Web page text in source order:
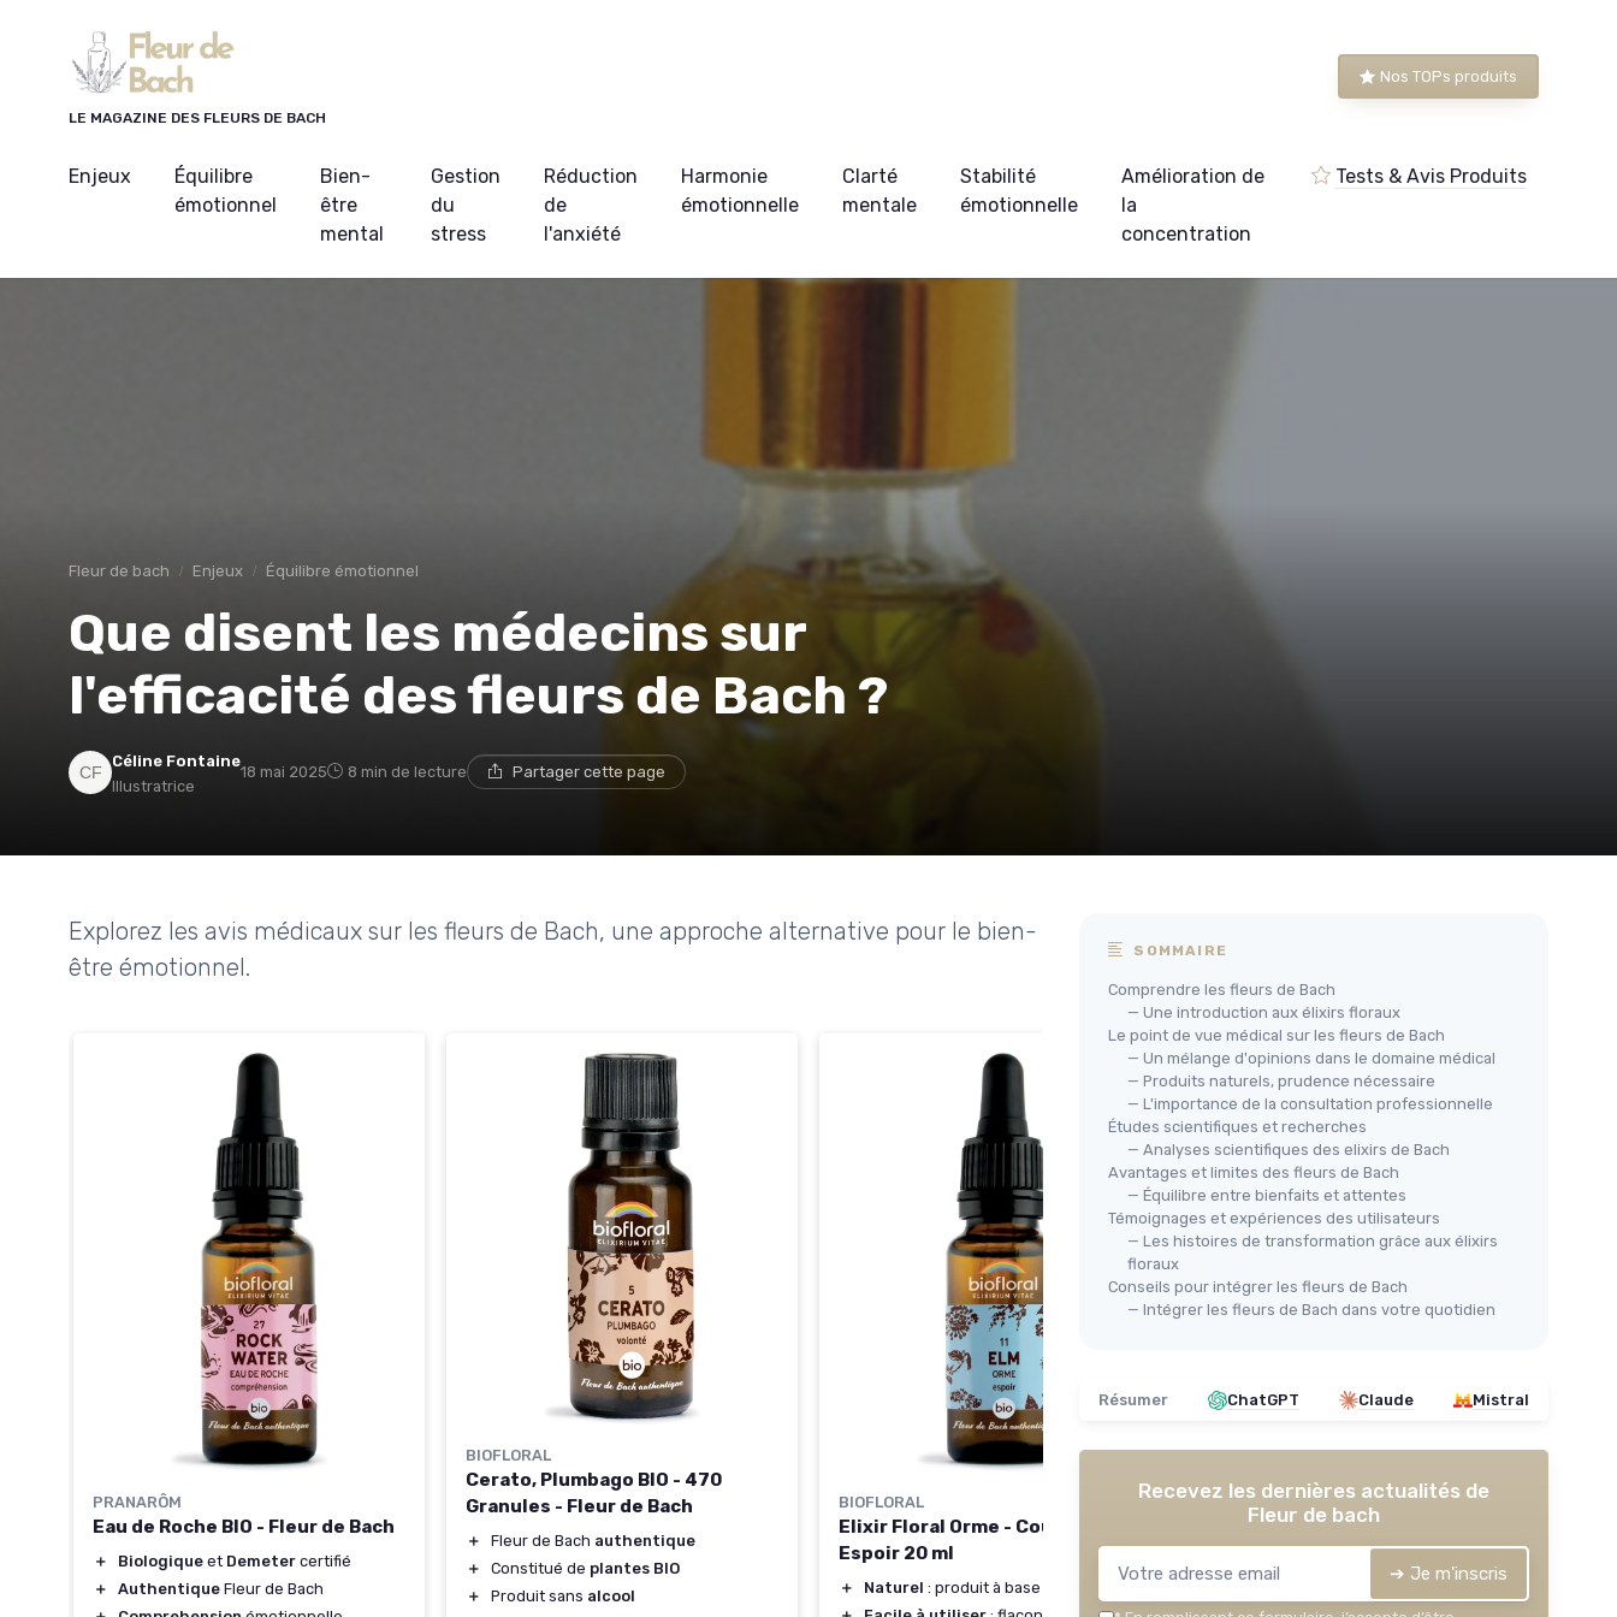
LE MAGAZINE DES FLEURS DE BACH
Nos TOPs produits
Enjeux
Équilibre
émotionnel
Bien-
être
mental
Gestion
du
stress
Réduction
de
l'anxiété
Harmonie
émotionnelle
Clarté
mentale
Stabilité
émotionnelle
Amélioration de
la
concentration
Tests & Avis Produits
Fleur de bach Enjeux Équilibre émotionnel
Que disent les médecins sur
l'efficacité des fleurs de Bach ?
Céline Fontaine
Illustratrice
18 mai 2025 8 min de lecture Partager cette page
Explorez les avis médicaux sur les fleurs de Bach, une approche alternative pour le bien-
être émotionnel.
PRANARÔM
Eau de Roche BIO - Fleur de Bach
＋ Biologique et Demeter certifié
＋
Authentique Fleur de Bach
BIOFLORAL
Cerato, Plumbago BIO - 470
Granules - Fleur de Bach
＋ Fleur de Bach authentique
＋
Constitué de plantes BIO
＋
Produit sans alcool
BIOFLORAL
Elixir Floral Orme - Courage et
Espoir 20 ml
＋ Naturel : produit à base de fleurs
BACH
Coffret Vide en Bois - Fleurs de
Bach
＋ Esthétique
en bois
＋ Légeret facile à transporter
＋ Idéal pour les flacons
SOMMAIRE
Comprendre les fleurs de Bach
— Une introduction aux élixirs floraux
Le point de vue médical sur les fleurs de Bach
— Un mélange d'opinions dans le domaine médical
— Produits naturels, prudence nécessaire
— L'importance de la consultation professionnelle
Études scientifiques et recherches
— Analyses scientifiques des elixirs de Bach
Avantages et limites des fleurs de Bach
— Équilibre entre bienfaits et attentes
Témoignages et expériences des utilisateurs
— Les histoires de transformation grâce aux élixirs
floraux
Conseils pour intégrer les fleurs de Bach
— Intégrer les fleurs de Bach dans votre quotidien
Résumer ChatGPT Claude Mistral
Recevez les dernières actualités de
Fleur de bach
➔ Je m'inscris